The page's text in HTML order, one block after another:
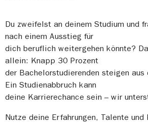
Du zweifelst an deinem Studium und
nach einem Ausstieg für
dich beruflich weitergehen könnte?
allein: Knapp 30 Prozent
der Bachelorstudierenden steigen aus
Ein Studienabbruch kann
deine Karrierechance sein – wir
Nutze deine Erfahrungen, Talente und